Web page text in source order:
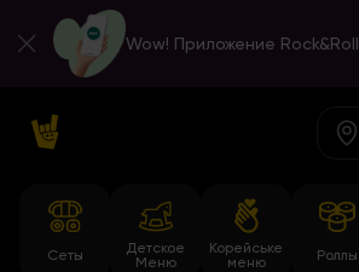
Wow! Приложение Rock&Roll
Сеты
Детское
Меню
Корейське
меню
Роллы